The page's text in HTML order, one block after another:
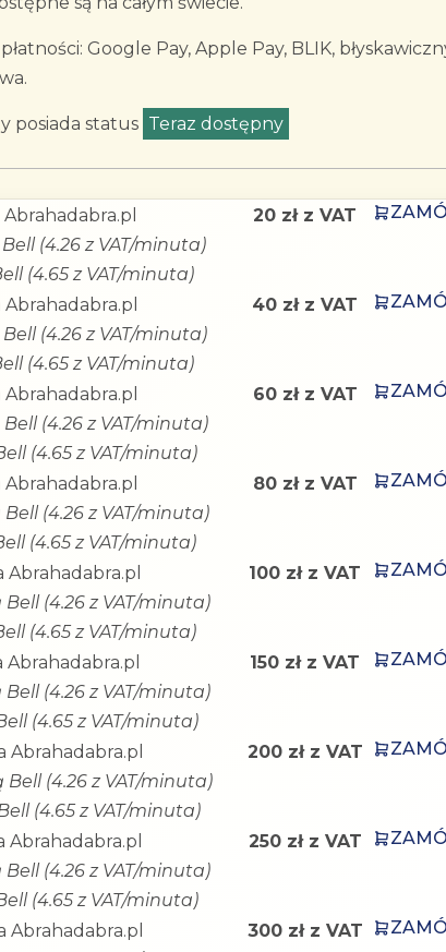
Google Pay, Apple Pay, BLIK,
posiada status Teraz dostępny
(4.26 z VAT/minuta)
(4.65 z VAT/minuta)
20 zł z VAT
(4.26 z VAT/minuta)
(4.65 z VAT/minuta)
40 zł z VAT
(4.26 z VAT/minuta)
(4.65 z VAT/minuta)
60 zł z VAT
(4.26 z VAT/minuta)
(4.65 z VAT/minuta)
80 zł z VAT
(4.26 z VAT/minuta)
(4.65 z VAT/minuta)
100 zł z VAT
(4.26 z VAT/minuta)
(4.65 z VAT/minuta)
150 zł z VAT
(4.26 z VAT/minuta)
(4.65 z VAT/minuta)
200 zł z VAT
(4.26 z VAT/minuta)
(4.65 z VAT/minuta)
250 zł z VAT
300 zł z VAT